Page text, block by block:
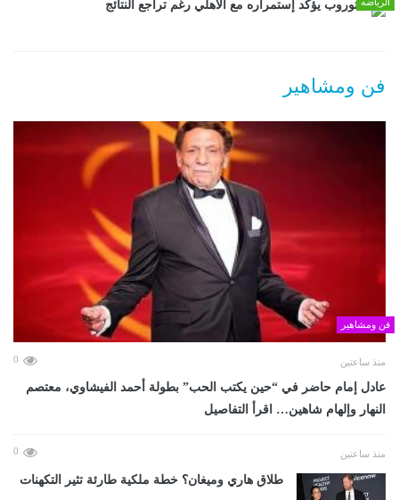
توروب يؤكد إستمراره مع الأهلي رغم تراجع النتائج
فن ومشاهير
فن ومشاهير
منذ ساعتين 0
عادل إمام حاضر في “حين يكتب الحب” بطولة أحمد الفيشاوي، معتصم
النهار وإلهام شاهين… اقرأ التفاصيل
منذ ساعتين 0
طلاق هاري وميغان؟ خطة ملكية طارئة تثير التكهنات